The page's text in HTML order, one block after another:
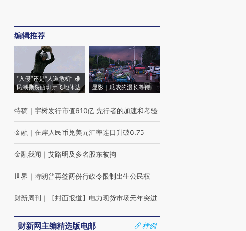
编辑推荐
“入侵”还是“人道危机” 难
民潮撕裂西班牙飞地休达
显影｜瓜农的漫长等待
特稿 ｜ 宇树发行市值610亿 先行者的加速和考验
金融 ｜ 在岸人民币兑美元汇率连日升破6.75
金融我闻 ｜ 艾路明及多名股东被拘
世界 ｜ 特朗普再签两份行政令限制出生公民权
财新周刊 ｜ 【封面报道】电力现货市场元年突进
财新网主编精选版电邮
样例